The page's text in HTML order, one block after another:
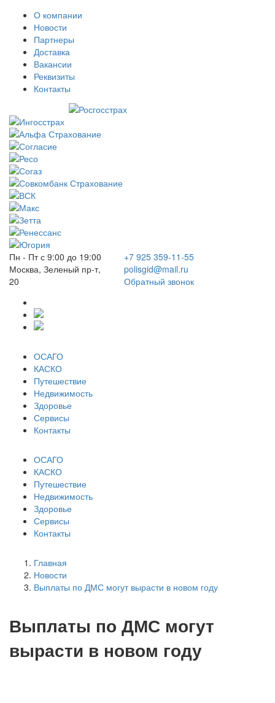
О компании
Новости
Партнеры
Доставка
Вакансии
Реквизиты
Контакты
Пн - Пт с 9:00 до 19:00
Москва, Зеленый пр-т,
20
+7 925 359-11-55
polisgid@mail.ru
Обратный звонок
ОСАГО
КАСКО
Путешествие
Недвижимость
Здоровье
Сервисы
Контакты
ОСАГО
КАСКО
Путешествие
Недвижимость
Здоровье
Сервисы
Контакты
Главная
Новости
Выплаты по ДМС могут вырасти в новом году
Выплаты по ДМС могут
вырасти в новом году